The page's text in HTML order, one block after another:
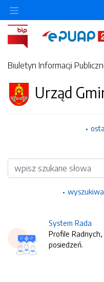
Biuletyn Informacji
Urząd
Wyszukiwarka
System Rada
Profile
posiedzeń.